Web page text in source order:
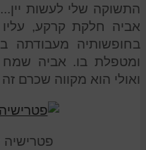
התשוקה שלי לעשות
אביה חלקת קרקע,
בחופשותיה מעבודתה
ומטפלת בו. אביה
ואולי הוא מקווה שכרם